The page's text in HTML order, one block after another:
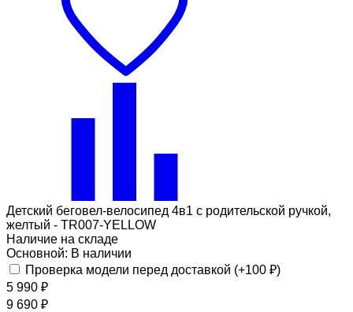
Детский беговел-велосипед 4в1 с родительской ручкой,
желтый - TR007-YELLOW
Наличие на складе
Основной: В наличии
Проверка модели перед доставкой (+100 ₽)
5 990 ₽
9 690 ₽